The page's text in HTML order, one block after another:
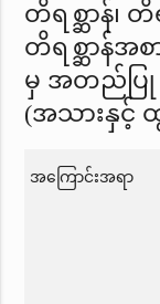
တိရစ္ဆာန်၊ တိ
တိရစ္ဆာန်အ
မှ အတည်ပြု
(အသားနှင့်
အကြောင်းအရာ